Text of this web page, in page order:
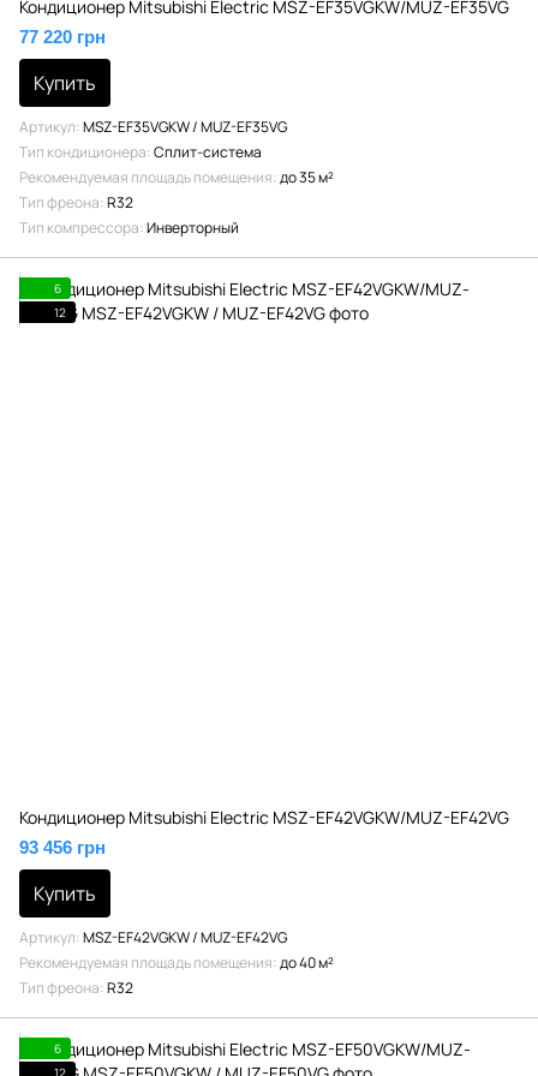
Кондиционер Mitsubishi Electric MSZ-EF35VGKW/MUZ-EF35VG
77 220 грн
Купить
Артикул MSZ-EF35VGKW / MUZ-EF35VG
Тип кондиционера Сплит-система
Рекомендуемая площадь помещения до 35 м²
Тип фреона R32
Тип компрессора Инверторный
6
12
Кондиционер Mitsubishi Electric MSZ-EF42VGKW/MUZ-EF42VG
93 456 грн
Купить
Артикул MSZ-EF42VGKW / MUZ-EF42VG
Рекомендуемая площадь помещения до 40 м²
Тип фреона R32
6
12